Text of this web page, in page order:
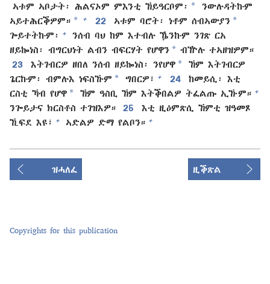
ኣቱም ኣቦታት፡ ሕልናኦም ምእንቲ ኸይዓርቦም፡ *
ንውሉዳትኩም
ኣይተሕርቕዎም። * + 22 ኣቱም ባሮት፡ ነቶም ሰብኣውያን *
ጐይተትኩም፡ +
ንሰብ ባህ ከም እተብሉ ዄንኩም ንገጽ ርአ
ዘይኰነስ፡ ብግርህነት ልብን ብፍርሃት የሆዋን * ብዅሉ ተኣዘዝዎም።
23
እትገብርዎ ዘበለ ንሰብ ዘይኰነስ፡ ንየሆዋ *
ኸም እትገብርዎ
ጌርኩም፡ ብምሉእ ነፍስኹም * ግበርዎ፣ + 24
ከመይሲ፡ እቲ
ርስቲ ኻብ የሆዋ * ኸም ዓስቢ ኸም እትቕበልዎ ትፈልጡ ኢኹም። +
ንጐይታና ክርስቶስ ተገዝእዎ። 25
እቲ ዚዕምጽሲ ኸምቲ ዝዓመጾ
ኺፍደ እዩ፣
+ ኣድልዎ ድማ የልቦን። +
ዝሓለፈ ዚቕጽል
Copyrights for this publication